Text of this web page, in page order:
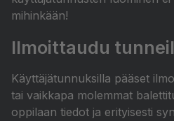
mihinkään!
Ilmoittaudu
Käyttäjätunnuksilla pääset
tai vaikkapa molemmat
oppilaan tiedot ja erityisesti